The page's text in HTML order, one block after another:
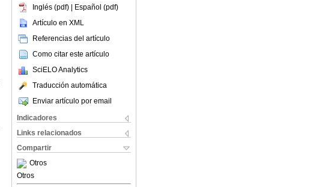
Inglés (pdf) | Español (pdf)
Artículo en XML
Referencias del artículo
Como citar este artículo
SciELO Analytics
Traducción automática
Enviar artículo por email
Indicadores
Links relacionados
Compartir
Otros
Otros